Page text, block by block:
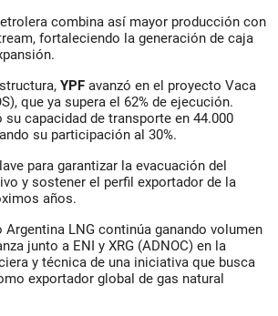
combina así mayor producción con
fortaleciendo la generación de caja
YPF avanzó en el proyecto Vaca
que ya supera el 62% de ejecución.
capacidad de transporte en 44.000
su participación al 30%.
para garantizar la evacuación del
y sostener el perfil exportador de la
años.
Argentina LNG continúa ganando volumen
junto a ENI y XRG (ADNOC) en la
y técnica de una iniciativa que busca
exportador global de gas natural